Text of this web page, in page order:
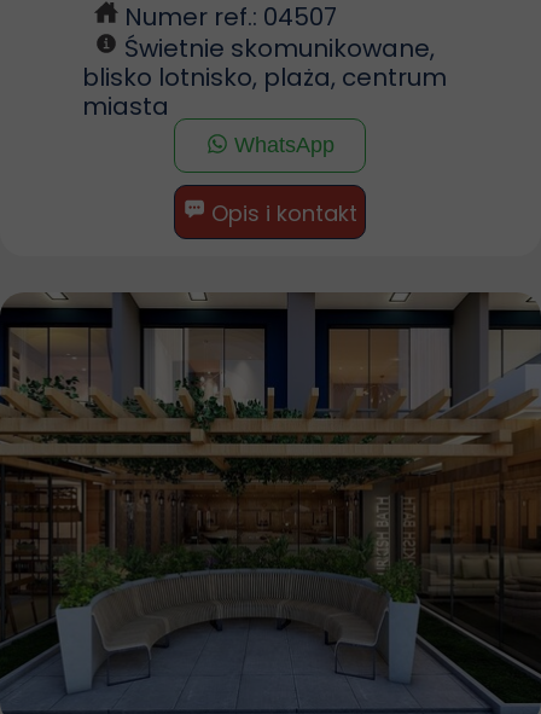
Opis i kontakt
Numer ref.: 04507
Świetnie skomunikowane,
blisko lotnisko, plaża, centrum
miasta
WhatsApp